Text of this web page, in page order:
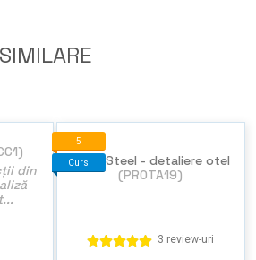
din
5
Curs
ProtaSteel - detaliere otel
(PROTA19)
3 review-uri